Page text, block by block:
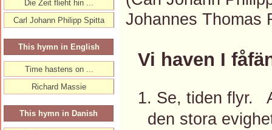
Johannes Thomas
Vi haven I
1. Se, tiden flyr.
den stora
Die Zeit flieht hin ...
Carl Johann Philipp Spitta
This hymn in English
Time hastens on ...
Richard Massie
This hymn in Danish